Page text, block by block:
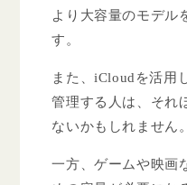
より大容量のモデル
す。
また、iCloudを活用
管理する人は、それ
ないかもしれません。
一方、ゲームや映画